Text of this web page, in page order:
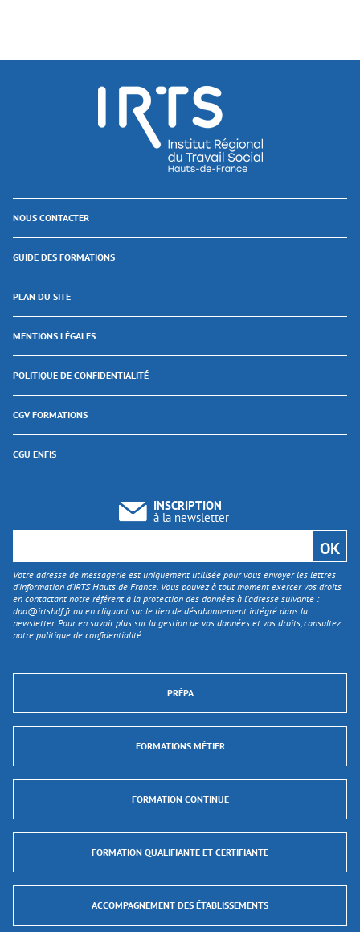
NOUS CONTACTER
GUIDE DES FORMATIONS
PLAN DU SITE
MENTIONS LÉGALES
POLITIQUE DE CONFIDENTIALITÉ
CGV FORMATIONS
CGU ENFIS
INSCRIPTION
à la newsletter
Votre adresse de messagerie est uniquement utilisée pour vous envoyer les lettres
d'information d’IRTS Hauts de France. Vous pouvez à tout moment exercer vos droits
en contactant notre référent à la protection des données à l’adresse suivante :
dpo@irtshdf.frou en cliquant sur le lien de désabonnement intégré dans la
newsletter. Pour en savoir plus sur la gestion de vos données et vos droits, consultez
notre politique de confidentialité
PRÉPA
FORMATIONS MÉTIER
FORMATION CONTINUE
FORMATION QUALIFIANTE ET CERTIFIANTE
ACCOMPAGNEMENT DES ÉTABLISSEMENTS